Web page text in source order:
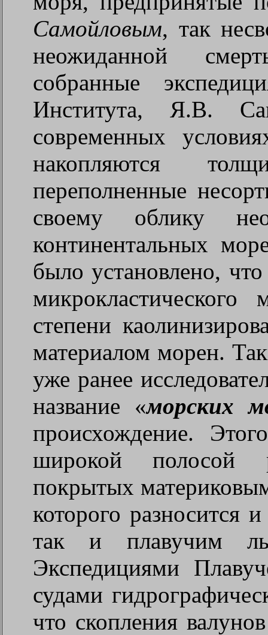
Самойловым, так
неожиданной
собранные
Института, Я.В.
современных
накопляются
переполненные
своему облику
континентальных
было установлено,
степени
материалом морен.
уже ранее
название «морских
происхождение.
широкой полосой
покрытых
которого разносится
так и плавучим
Экспедициями
судами
что скопления